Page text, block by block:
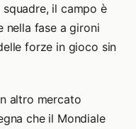
il campo è
nella fase a gironi
forze in gioco sin
altro mercato
che il Mondiale